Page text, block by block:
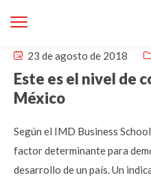
23 de agosto de 2018
Este es el nivel de
México
Según el IMD Business
factor determinante para
desarrollo de un país. Un